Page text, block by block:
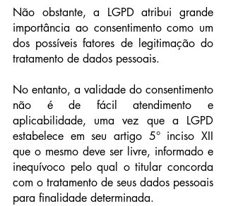
Não obstante, a LGPD atribui grande
importância ao consentimento como um
dos possíveis fatores de legitimação do
tratamento de dados pessoais.
No entanto, a validade do consentimento
não é de fácil atendimento e
aplicabilidade, uma vez que a LGPD
estabelece em seu artigo 5° inciso XII
que o mesmo deve ser livre, informado e
inequívoco pelo qual o titular concorda
com o tratamento de seus dados pessoais
para finalidade determinada.